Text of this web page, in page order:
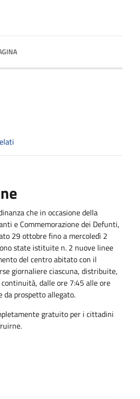
che in occasione della
e Commemorazione dei Defunti,
29 ottobre fino a mercoledì 2
state istituite n. 2 nuove linee
del centro abitato con il
giornaliere ciascuna, distribuite,
dalle ore 7:45 alle ore
da prospetto allegato.
gratuito per i cittadini